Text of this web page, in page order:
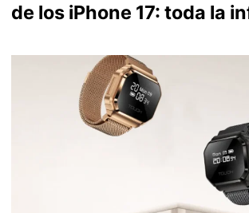
de los iPhone 17: toda la